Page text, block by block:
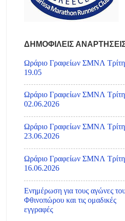
ΔΗΜΟΦΙΛΕΙΣ
Ωράριο Γραφείων ΣΜΝΛ Τρίτη
19.05
Ωράριο Γραφείων ΣΜΝΛ Τρίτη
02.06.2026
Ωράριο Γραφείων ΣΜΝΛ Τρίτη
23.06.2026
Ωράριο Γραφείων ΣΜΝΛ Τρίτη
16.06.2026
Ενημέρωση για τους αγώνες
Φθινοπώρου και τις ομαδικές
εγγραφές